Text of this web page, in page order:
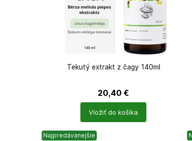
Tekutý extrakt z čagy 140ml
20,40 €
Vložiť do košíka
Najpredávanejšie